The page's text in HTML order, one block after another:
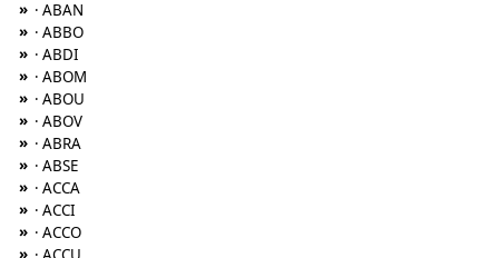
» · ABAN
» · ABBO
» · ABDI
» · ABOM
» · ABOU
» · ABOV
» · ABRA
» · ABSE
» · ACCA
» · ACCI
» · ACCO
»